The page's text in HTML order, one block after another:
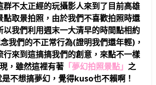
群不太正經的玩攝影人來到了目前高雄
點取景拍照，由於我們不喜歡拍照時還
以我們利用週末一大清早的時間點相約
我們的不正常行為(證明我們還年輕)，
行來到這搞搞我們的創意，來點不一樣
，雖然這裡有著 「夢幻拍照景點」 之
不想搞夢幻，覺得kuso也不賴啊！